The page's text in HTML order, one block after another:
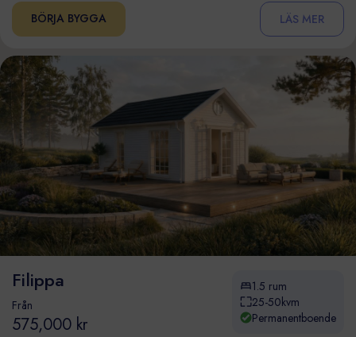
BÖRJA BYGGA LÄS MER
Filippa
Från
575,000 kr
1.5 rum
25-50kvm
Permanentboende